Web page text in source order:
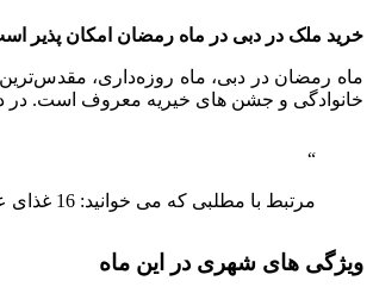
خرید ملک در دبی در ماه رمضان امکان پذیر
ماه رمضان در دبی، ماه روزه‌داری،
خانوادگی و جشن های خیریه معروف است. در
مرتبط با مطلبی که می خوانید: 16 غذای عجیب و غریب در 2024 و
ویژگی های شهری در این ماه